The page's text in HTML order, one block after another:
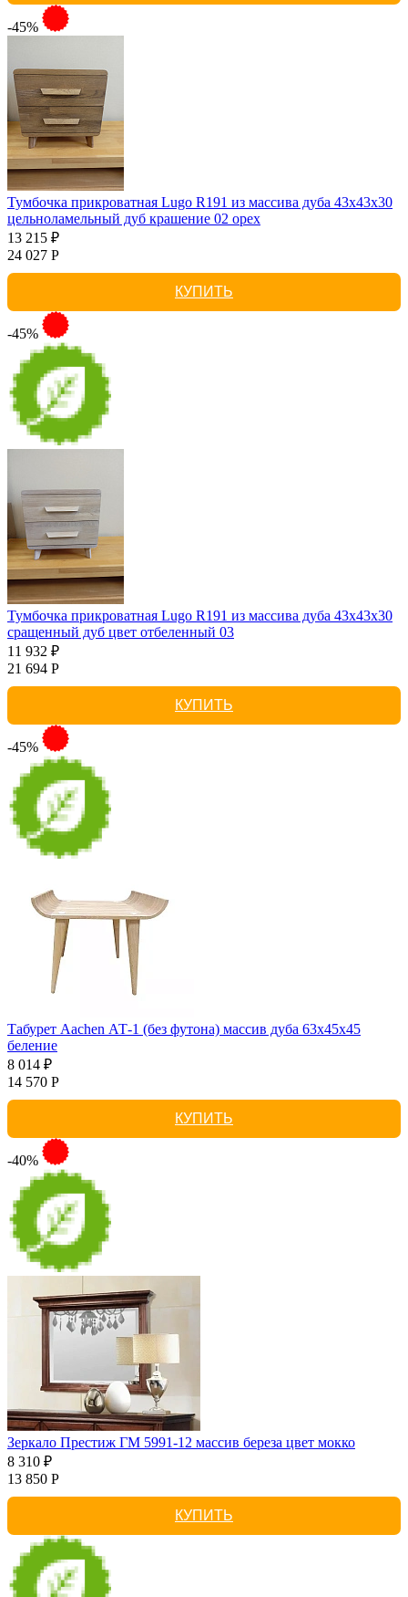
-45%
Тумбочка прикроватная Lugo R191 из массива дуба 43х43х30
цельноламельный дуб крашение 02 орех
13 215 ₽
24 027 Р
КУПИТЬ
-45%
Тумбочка прикроватная Lugo R191 из массива дуба 43х43х30
сращенный дуб цвет отбеленный 03
11 932 ₽
21 694 Р
КУПИТЬ
-45%
Табурет Aachen АТ-1 (без футона) массив дуба 63х45х45
беление
8 014 ₽
14 570 Р
КУПИТЬ
-40%
Зеркало Престиж ГМ 5991-12 массив береза цвет мокко
8 310 ₽
13 850 Р
КУПИТЬ